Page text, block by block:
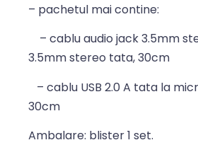
– pachetul mai contine:
– cablu audio jack 3.5mm
3.5mm stereo tata, 30cm
– cablu USB 2.0 A tata la
30cm
Ambalare: blister 1 set.